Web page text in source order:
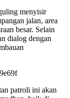
menyisir
jalan, area
besar. Selain
dialog dengan
patroli ini akan